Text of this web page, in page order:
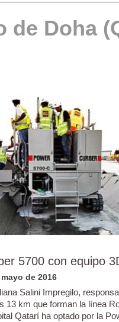
de Doha
Salini Impregilo,
13 km que forman la línea
Qatarí ha optado por la
de 2016
5700 con equipo